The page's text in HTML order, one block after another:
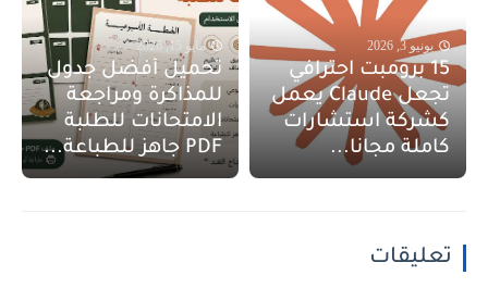
يونيو 3, 2026
15 برومبت احترافي
تجعل Claude يعمل
كشركة استشارات
كاملة مجانا...
مايو 15, 2026
تحميل أفضل جدول
للمذاكرة ومراجعة
الامتحانات للطلبة
PDF جاهز للطباعة...
تعليقات